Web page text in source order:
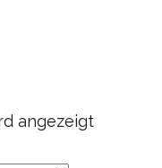
angezeigt